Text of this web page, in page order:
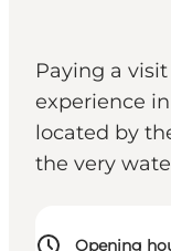
Paying a
experience
located by
the very
Opening